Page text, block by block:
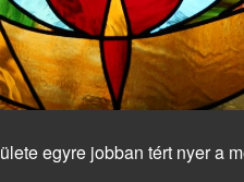
egyre jobban tért nyer a